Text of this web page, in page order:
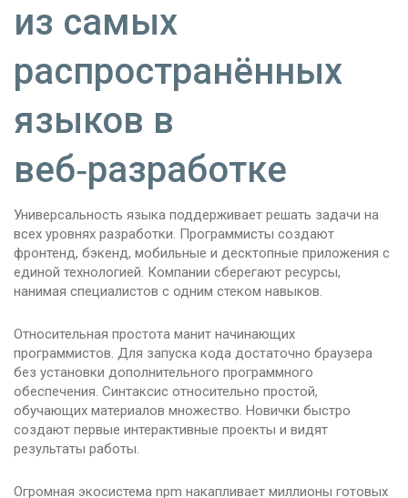
из самых
распространённых
языков в
веб‑разработке
Универсальность языка поддерживает решать задачи на
всех уровнях разработки. Программисты создают
фронтенд, бэкенд, мобильные и десктопные приложения с
единой технологией. Компании сберегают ресурсы,
нанимая специалистов с одним стеком навыков.
Относительная простота манит начинающих
программистов. Для запуска кода достаточно браузера
без установки дополнительного программного
обеспечения. Синтаксис относительно простой,
обучающих материалов множество. Новички быстро
создают первые интерактивные проекты и видят
результаты работы.
Огромная экосистема npm накапливает миллионы готовых